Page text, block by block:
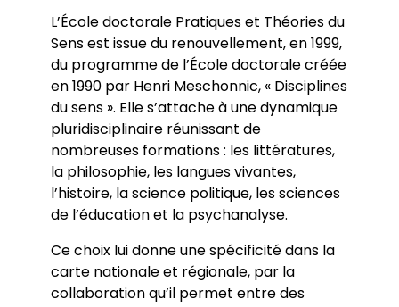
Séminaires et conférences
Journées d’études
Colloques
Soutenances de doctorat
Soutenances HDR
Les Revues du LER
Revue Pandora
Cuadernos LIRICO
Cahiers ALHIM
RITA
Publications
Ouvrages
Dossiers et numéros de revues
Thèses
Collection HAL
Le LER sur Vimeo
L’École doctorale Pratiques et Théories du
Sens est issue du renouvellement, en 1999,
du programme de l’École doctorale créée
en 1990 par Henri Meschonnic, « Disciplines
du sens ». Elle s’attache à une dynamique
pluridisciplinaire réunissant de
nombreuses formations : les littératures,
la philosophie, les langues vivantes,
l’histoire, la science politique, les sciences
de l’éducation et la psychanalyse.
Ce choix lui donne une spécificité dans la
carte nationale et régionale, par la
collaboration qu’il permet entre des